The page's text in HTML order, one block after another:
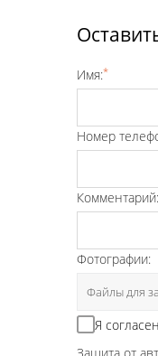
Имя:*
Номер
Комментарий:
Фотографии:
Файлы для
Я